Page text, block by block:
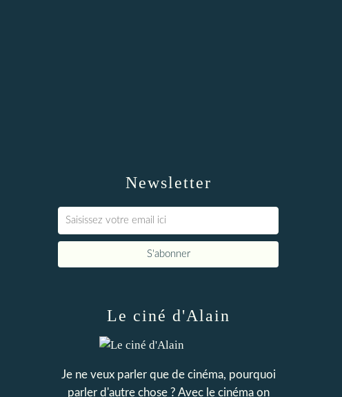
Newsletter
Le ciné d'Alain
Je ne veux parler que de cinéma, pourquoi
parler d'autre chose ? Avec le cinéma on